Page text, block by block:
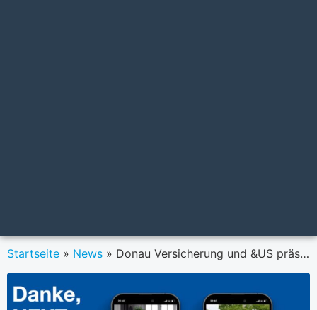
Startseite » News » Donau Versicherung und &US präsentieren neue Kampagne „Danke, NEXT”